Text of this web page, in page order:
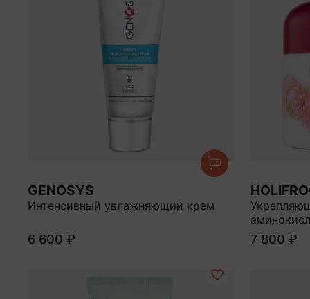
GENOSYS
Интенсивный увлажняющий крем
6 600 ₽ 7 800 ₽